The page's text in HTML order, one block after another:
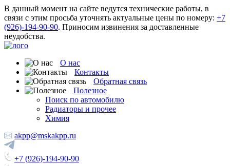
В данный момент на сайте ведутся технические работы, в
связи с этим просьба уточнять актуальные цены по номеру: +7
(926)-194-90-90. Приносим извинения за доставленные
неудобства.
О нас
Контакты
Обратная связь
Полезное
Поиск по автомобилю
Радиаторы и прочее
Химия
akpp@mskakpp.ru
+7 (926)-194-90-90